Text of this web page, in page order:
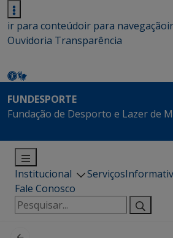
ir para conteúdoir para navegação
Ouvidoria Transparência
FUNDESPORTE
Fundação de Desporto e Lazer de
Institucional Serviços
Fale Conosco
Pesquisar
por: